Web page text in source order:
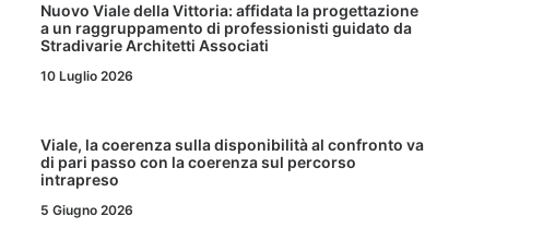
Nuovo Viale della Vittoria: affidata la progettazione
a un raggruppamento di professionisti guidato da
Stradivarie Architetti Associati
10 Luglio 2026
Viale, la coerenza sulla disponibilità al confronto va
di pari passo con la coerenza sul percorso
intrapreso
5 Giugno 2026